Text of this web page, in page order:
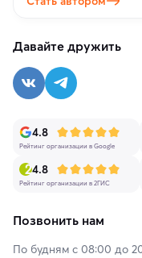
Давайте дружить
4.8
Рейтинг организации в Google
4.8
Рейтинг организации в 2ГИС
Позвонить нам
По будням с 08:00 до